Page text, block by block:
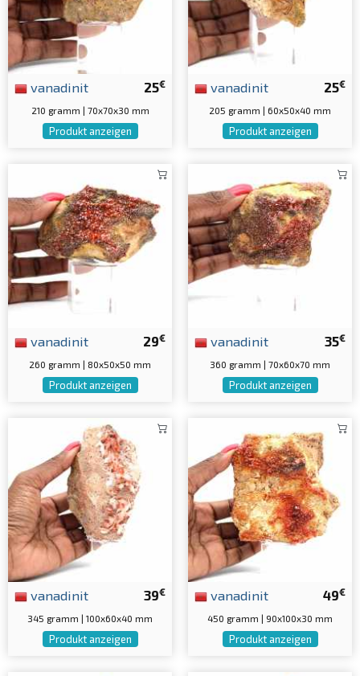
25€
vanadinit
210 gramm | 70x70x30 mm
Produkt anzeigen
25€
vanadinit
205 gramm | 60x50x40 mm
Produkt anzeigen
29€
vanadinit
260 gramm | 80x50x50 mm
Produkt anzeigen
35€
vanadinit
360 gramm | 70x60x70 mm
Produkt anzeigen
39€
vanadinit
345 gramm | 100x60x40 mm
Produkt anzeigen
49€
vanadinit
450 gramm | 90x100x30 mm
Produkt anzeigen